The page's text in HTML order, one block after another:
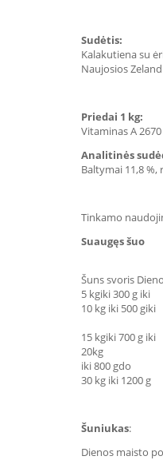
Sudėtis:
Kalakutiena su
Naujosios
Priedai 1 kg:
Vitaminas A
Analitinės
Baltymai 11,8 %,
Tinkamo
Suaugęs šuo
Šuns svoris
5 kgiki 300 g iki
10 kg iki 500 giki
15 kgiki 700 g iki
20kg
iki 800 gdo
30 kg iki 1200 g
Šuniukas:
Dienos maisto